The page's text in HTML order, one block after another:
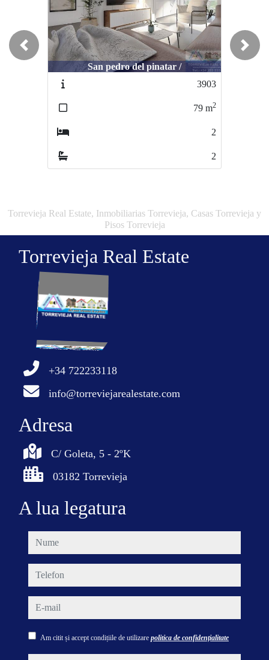
San pedro del pinatar /
3903
m2
San pedro del pinatar /
Previous Next
Torrevieja Real Estate, Inmobiliarias Torrevieja, Casas Torrevieja y
Pisos Torrevieja
Torrevieja Real Estate
+34 722233118
info@torreviejarealestate.com
Adresa
C/ Goleta, 5 - 2ºK
03182 Torrevieja
A lua legatura
nume
telefon
e-mail
Am citit și accept condițiile de utilizare politica de confidențialitate